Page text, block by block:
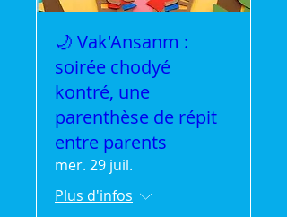
🌙 Vak'Ansanm :
soirée chodyé
kontré, une
parenthèse de répit
entre parents
mer. 29 juil.
Plus d'infos